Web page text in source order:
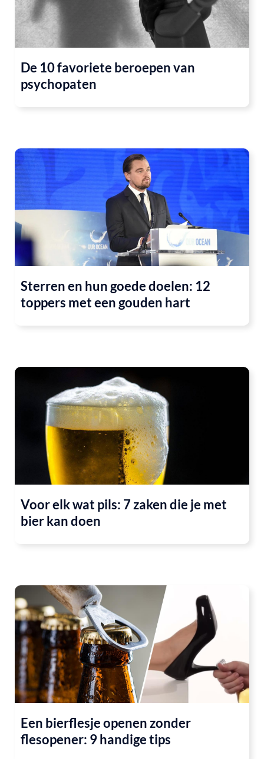
De 10 favoriete beroepen van
psychopaten
Sterren en hun goede doelen: 12
toppers met een gouden hart
Voor elk wat pils: 7 zaken die je met
bier kan doen
Een bierflesje openen zonder
flesopener: 9 handige tips